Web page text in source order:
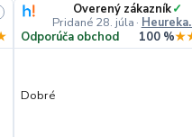
Overený zákazník✓
Pridané 28. júla ·
Odporúča obchod 100 %
Dobré